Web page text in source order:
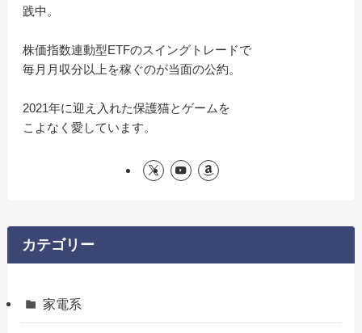
践中。
株価指数連動型ETFのスイングトレードで
毎月月収分以上を稼ぐのが当面の公約。
2021年に迎え入れた保護猫とゲームを
こよなく愛しています。
カテゴリー
家電系